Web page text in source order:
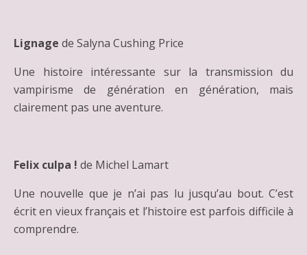
Lignage de Salyna Cushing Price
Une histoire intéressante sur la transmission du
vampirisme de génération en génération, mais
clairement pas une aventure.
Felix culpa ! de Michel Lamart
Une nouvelle que je n’ai pas lu jusqu’au bout. C’est
écrit en vieux français et l’histoire est parfois difficile à
comprendre.